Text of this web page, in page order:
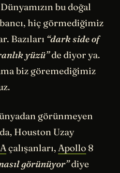
bu doğal
hiç görmediğimiz
Bazıları “dark side of
yüzü”de diyor ya.
biz göremediğimiz
görünmeyen
Houston Uzay
çalışanları, Apollo 8
görünüyor”diye